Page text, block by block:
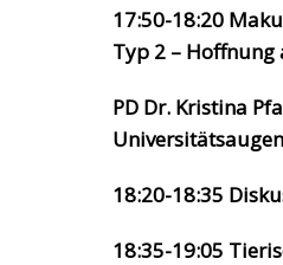
17:50-18:20
Typ 2 –
PD Dr. Kristina
18:20-18:35
18:35-19:05